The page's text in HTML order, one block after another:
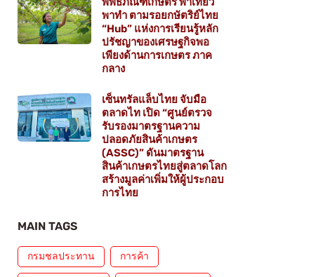
พาทำ ตามรอยกษัตริย์ไทย
“Hub” แห่งการเรียนรู้หลัก
ปรัชญาของเศรษฐกิจพอ
เพียงด้านการเกษตร ภาค
กลาง
เซ็นทรัลแล็บไทย จับมือ
ตลาดไท เปิด “ศูนย์ตรวจ
รับรองมาตรฐานความ
ปลอดภัยสินค้าเกษตร
(ASSC)” ดันมาตรฐาน
สินค้าเกษตรไทยสู่ตลาดโลก
สร้างมูลค่าเพิ่มให้ผู้ประกอบ
การไทย
MAIN TAGS
กรมชลประทาน การค้า